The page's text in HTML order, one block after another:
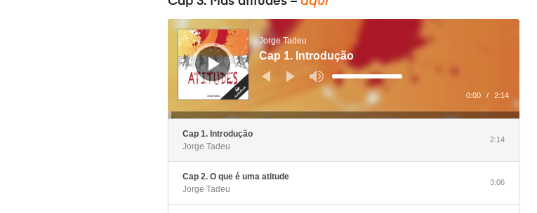
Tocador
de
áudio
Jorge Tadeu
Cap 1. Introdução
Use
as
setas
para
cima
ou
diminuir
0:00 / 2:14
Cap 1. Introdução
Jorge Tadeu
2:14
Cap 2. O que é uma atitude
Jorge Tadeu
3:06